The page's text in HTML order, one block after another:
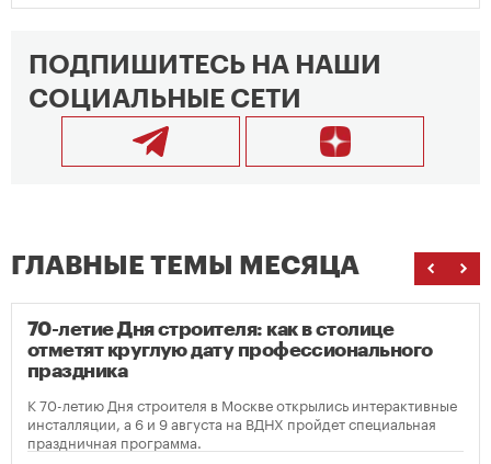
ПОДПИШИТЕСЬ НА НАШИ
СОЦИАЛЬНЫЕ СЕТИ
ГЛАВНЫЕ ТЕМЫ МЕСЯЦА
70-летие Дня строителя: как в столице
отметят круглую дату профессионального
праздника
К 70-летию Дня строителя в Москве открылись интерактивные
инсталляции, а 6 и 9 августа на ВДНХ пройдет специальная
праздничная программа.